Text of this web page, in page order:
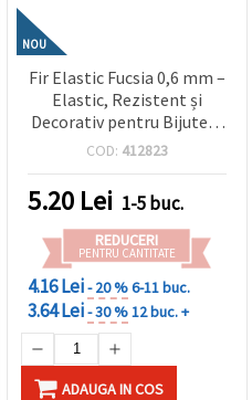
NOU
Fir Elastic Fucsia 0,6 mm –
Elastic, Rezistent și
Decorativ pentru Bijuterii
și Craft DIY, Rolă ~10 m
COD: 412823
5.20 Lei 1-5 buc.
REDUCERI
PENTRU CANTITATE
4.16 Lei- 20 %6-11 buc.
3.64 Lei- 30 %12 buc. +
ADAUGA IN COS